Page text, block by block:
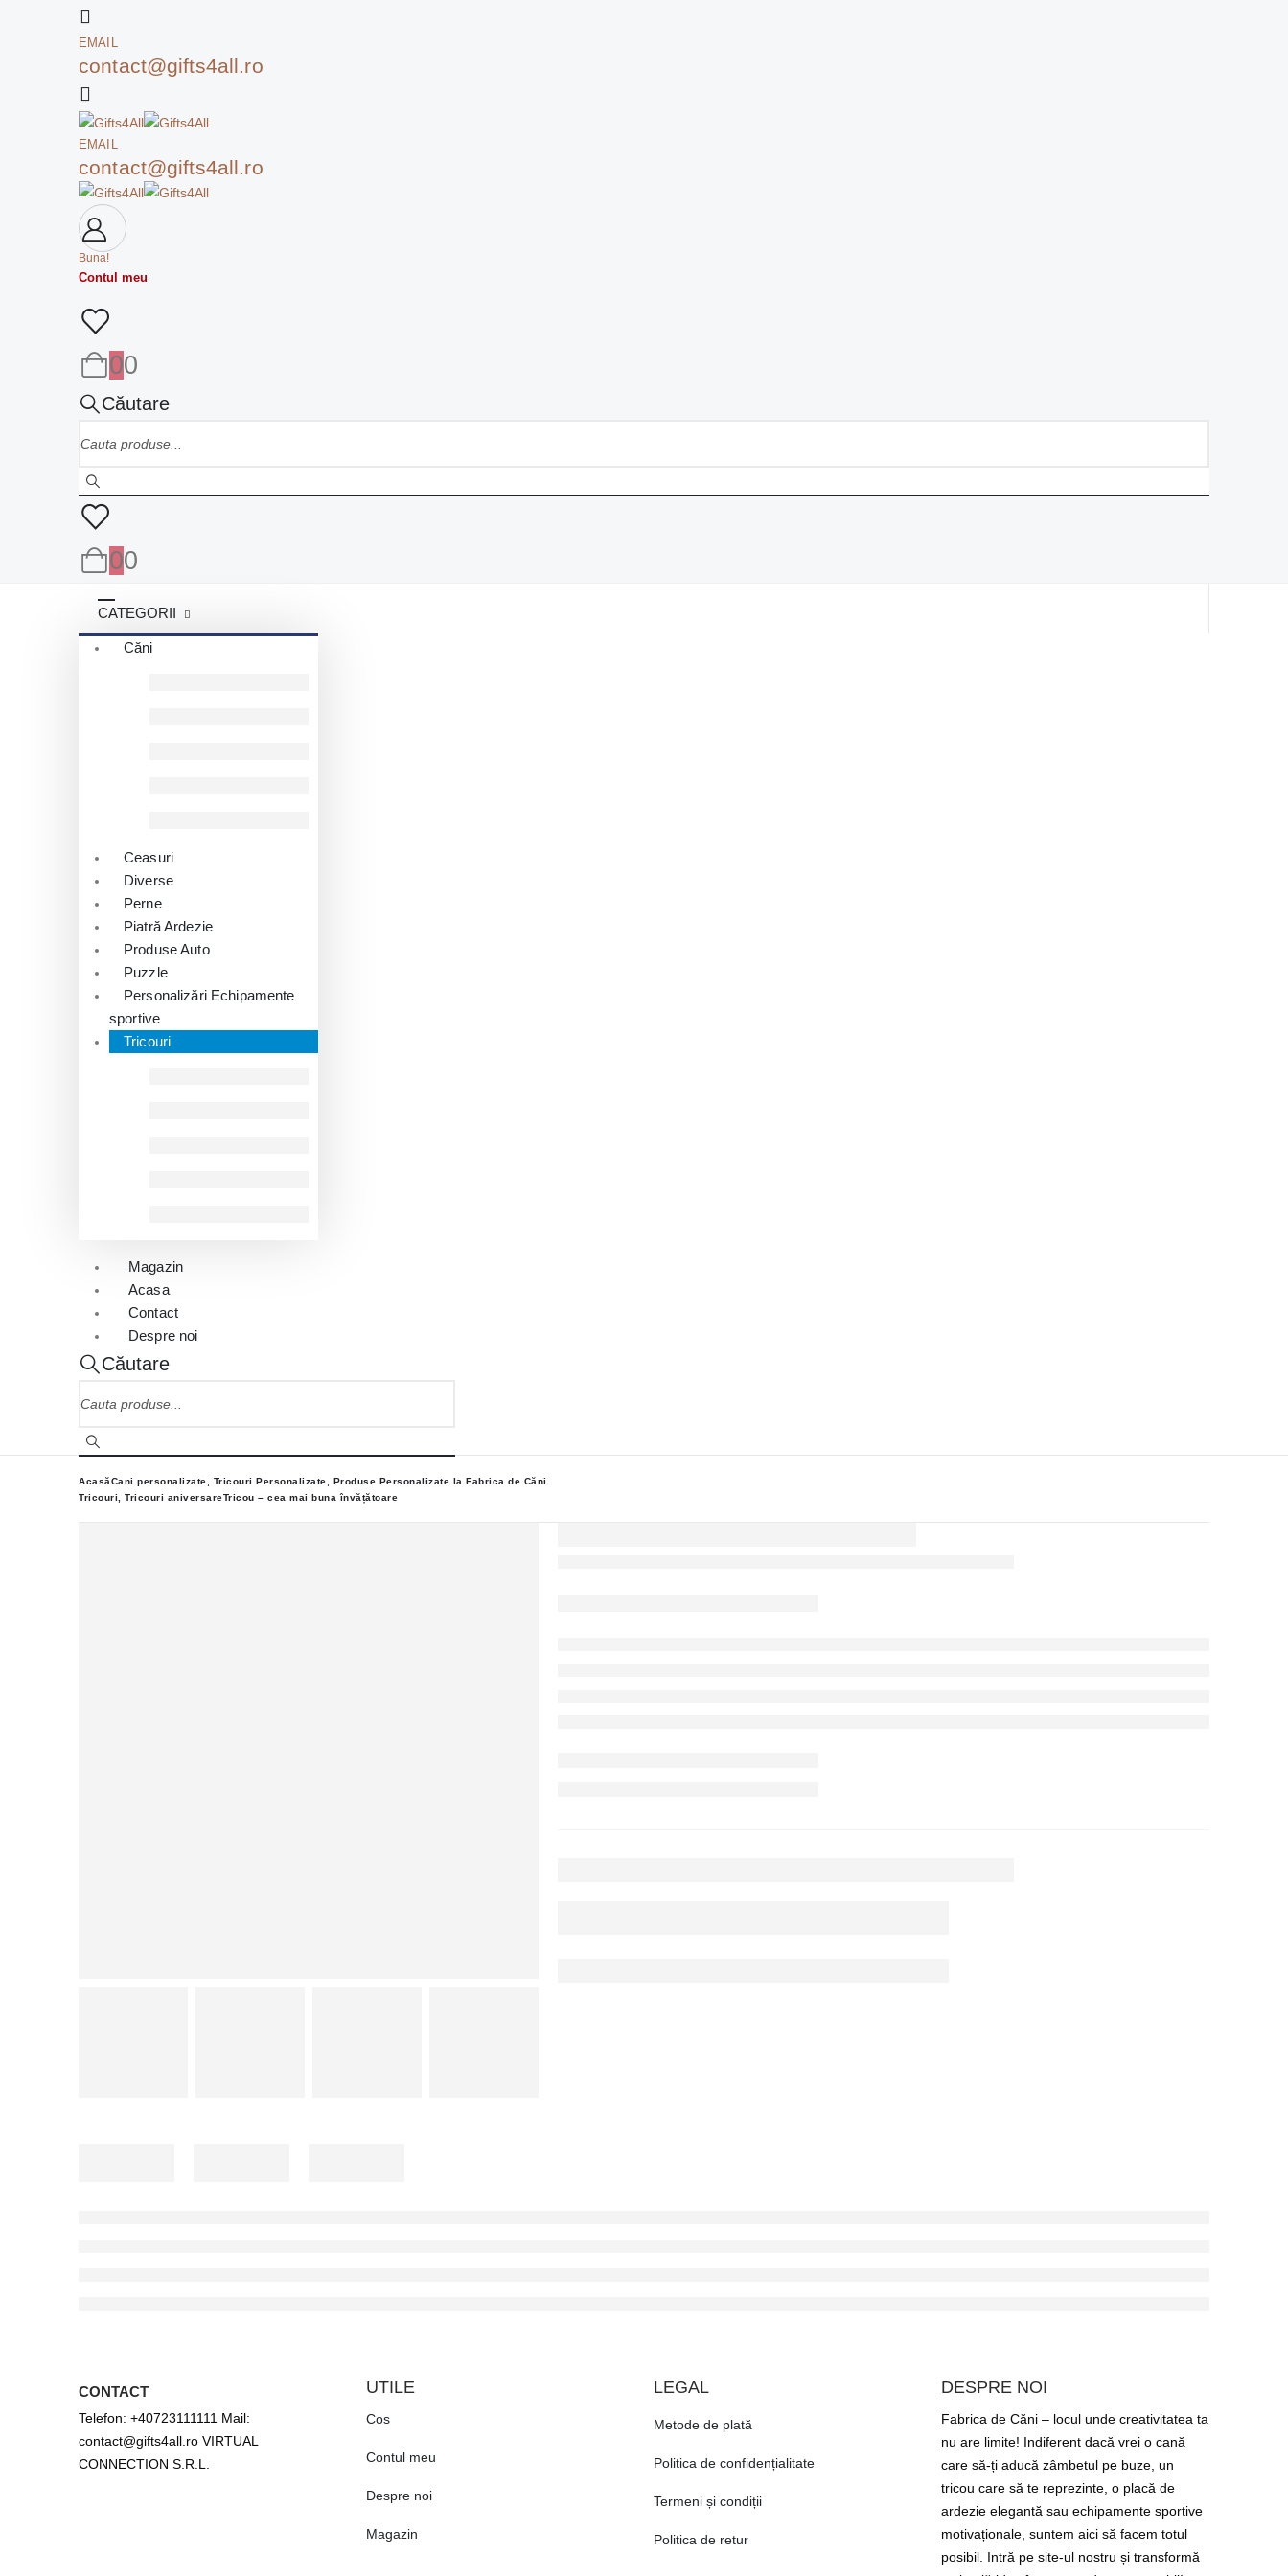
EMAIL
contact@gifts4all.ro
EMAIL
contact@gifts4all.ro
Buna!
Contul meu
00
Căutare
00
CATEGORII
Căni
Ceasuri
Diverse
Perne
Piatră Ardezie
Produse Auto
Puzzle
Personalizări Echipamente
sportive
Tricouri
Magazin
Acasa
Contact
Despre noi
Căutare
AcasăCani personalizate, Tricouri Personalizate, Produse Personalizate la Fabrica de Căni
Tricouri
Tricouri aniversareTricou – cea mai buna învățătoare
CONTACT
Telefon: +40723111111 Mail:
contact@gifts4all.ro VIRTUAL
CONNECTION S.R.L.
UTILE
Cos
Contul meu
Despre noi
Magazin
LEGAL
Metode de plată
Politica de confidențialitate
Termeni și condiții
Politica de retur
DESPRE NOI
Fabrica de Căni – locul unde creativitatea ta
nu are limite! Indiferent dacă vrei o cană
care să-ți aducă zâmbetul pe buze, un
tricou care să te reprezinte, o placă de
ardezie elegantă sau echipamente sportive
motivaționale, suntem aici să facem totul
posibil. Intră pe site-ul nostru și transformă